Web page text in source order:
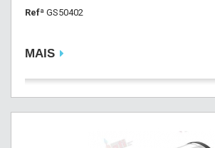
Refª GS50402
MAIS